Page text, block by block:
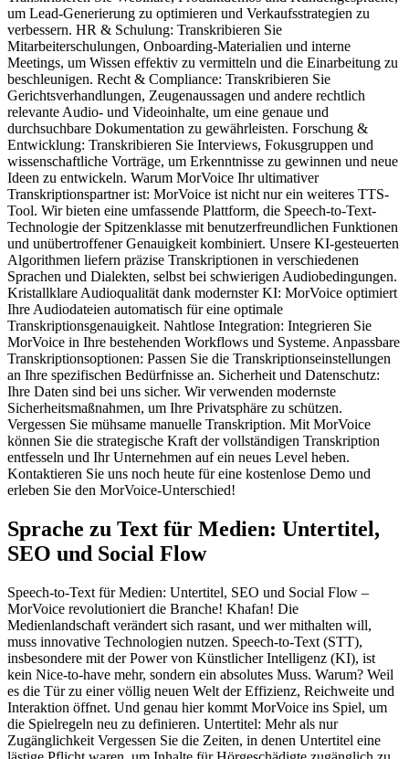
um Lead-Generierung zu optimieren und Verkaufsstrategien zu
verbessern. HR & Schulung: Transkribieren Sie
Mitarbeiterschulungen, Onboarding-Materialien und interne
Meetings, um Wissen effektiv zu vermitteln und die Einarbeitung zu
beschleunigen. Recht & Compliance: Transkribieren Sie
Gerichtsverhandlungen, Zeugenaussagen und andere rechtlich
relevante Audio- und Videoinhalte, um eine genaue und
durchsuchbare Dokumentation zu gewährleisten. Forschung &
Entwicklung: Transkribieren Sie Interviews, Fokusgruppen und
wissenschaftliche Vorträge, um Erkenntnisse zu gewinnen und neue
Ideen zu entwickeln. Warum MorVoice Ihr ultimativer
Transkriptionspartner ist: MorVoice ist nicht nur ein weiteres TTS-
Tool. Wir bieten eine umfassende Plattform, die Speech-to-Text-
Technologie der Spitzenklasse mit benutzerfreundlichen Funktionen
und unübertroffener Genauigkeit kombiniert. Unsere KI-gesteuerten
Algorithmen liefern präzise Transkriptionen in verschiedenen
Sprachen und Dialekten, selbst bei schwierigen Audiobedingungen.
Kristallklare Audioqualität dank modernster KI: MorVoice optimiert
Ihre Audiodateien automatisch für eine optimale
Transkriptionsgenauigkeit. Nahtlose Integration: Integrieren Sie
MorVoice in Ihre bestehenden Workflows und Systeme. Anpassbare
Transkriptionsoptionen: Passen Sie die Transkriptionseinstellungen
an Ihre spezifischen Bedürfnisse an. Sicherheit und Datenschutz:
Ihre Daten sind bei uns sicher. Wir verwenden modernste
Sicherheitsmaßnahmen, um Ihre Privatsphäre zu schützen.
Vergessen Sie mühsame manuelle Transkription. Mit MorVoice
können Sie die strategische Kraft der vollständigen Transkription
entfesseln und Ihr Unternehmen auf ein neues Level heben.
Kontaktieren Sie uns noch heute für eine kostenlose Demo und
erleben Sie den MorVoice-Unterschied!
Sprache zu Text für Medien: Untertitel,
SEO und Social Flow
Speech-to-Text für Medien: Untertitel, SEO und Social Flow –
MorVoice revolutioniert die Branche! Khafan! Die
Medienlandschaft verändert sich rasant, und wer mithalten will,
muss innovative Technologien nutzen. Speech-to-Text (STT),
insbesondere mit der Power von Künstlicher Intelligenz (KI), ist
kein Nice-to-have mehr, sondern ein absolutes Muss. Warum? Weil
es die Tür zu einer völlig neuen Welt der Effizienz, Reichweite und
Interaktion öffnet. Und genau hier kommt MorVoice ins Spiel, um
die Spielregeln neu zu definieren. Untertitel: Mehr als nur
Zugänglichkeit Vergessen Sie die Zeiten, in denen Untertitel eine